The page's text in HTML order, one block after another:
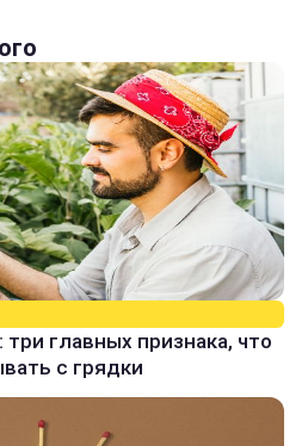
главных признака, что
с грядки